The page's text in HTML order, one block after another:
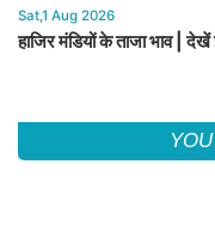
Sat,1 Aug 2026
हाजिर मंडियों के ताजा भाव | देखें